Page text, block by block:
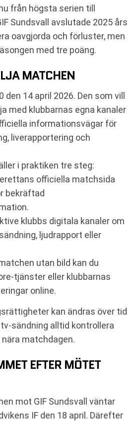
från högsta serien till
Sundsvall avslutade 2025 års
oavgjorda och förluster, men
med tre poäng.
MATCHEN
14 april 2026. Den som vill
med klubbarnas egna kanaler
informationsvägar för
liverapportering och
i praktiken tre steg:
officiella matchsida
bekräftad
klubbs digitala kanaler om
ljudrapport eller
utan bild kan du
tjänster eller klubbarnas
online.
kan ändras över tid
sändning alltid kontrollera
matchdagen.
EFTER MÖTET
mot GIF Sundsvall väntar
IF den 18 april. Därefter